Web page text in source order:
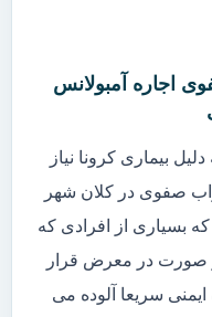
اجاره آمبولانس
بیماری کرونا نیاز
صفوی در کلان شهر
بسیاری از افرادی که
صورت در معرض قرار
سریعا آلوده می